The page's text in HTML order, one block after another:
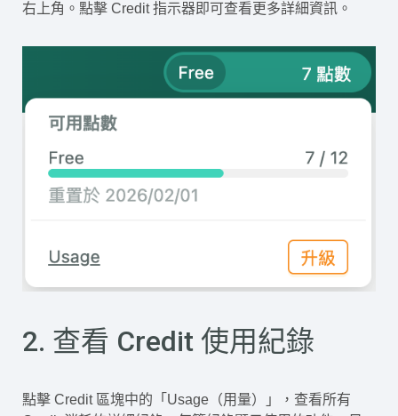
右上角。點擊 Credit 指示器即可查看更多詳細資訊。
2. 查看 Credit 使用紀錄
點擊 Credit 區塊中的「Usage（用量）」，查看所有